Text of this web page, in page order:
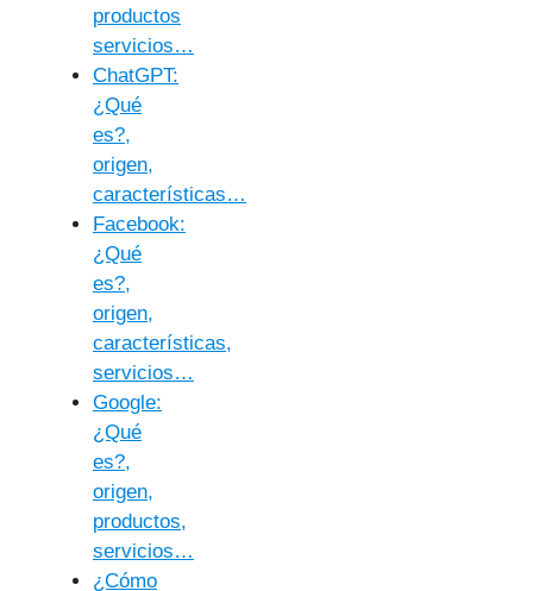
productos
servicios…
ChatGPT:
¿Qué
es?,
origen,
características…
Facebook:
¿Qué
es?,
origen,
características,
servicios…
Google:
¿Qué
es?,
origen,
productos,
servicios…
¿Cómo